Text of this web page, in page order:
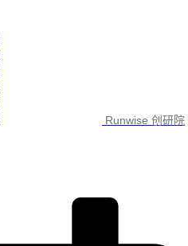
Runwise 创研院